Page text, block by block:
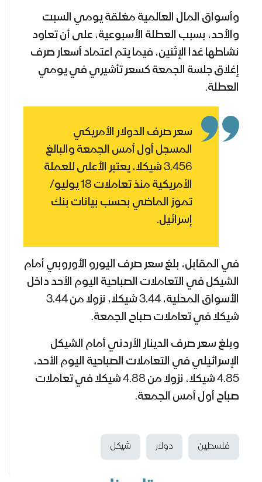
وأسواق المال العالمية مغلقة يومي السبت
والأحد، بسبب العطلة الأسبوعية، على أن تعاود
نشاطها غدا الإثنين، فيما يتم اعتماد أسعار صرف
إغلاق جلسة الجمعة كسعر تأشيري في يومي
العطلة.
سعر صرف الدولار الأمريكي
المسجل أول أمس الجمعة والبالغ
3.456 شيكلا، يعتبر الأعلى للعملة
الأمريكية منذ تعاملات 18 يوليو/
تموز الماضي بحسب بيانات بنك
إسرائيل.
في المقابل، بلغ سعر صرف اليورو الأوروبي أمام
الشيكل في التعاملات الصباحية اليوم الأحد داخل
الأسواق المحلية، 3.44 شيكلا، نزولا من 3.44
شيكلا في تعاملات صباح الجمعة.
وبلغ سعر صرف الدينار الأردني أمام الشيكل
الإسرائيلي في التعاملات الصباحية اليوم الأحد،
4.85 شيكلا، نزولا من 4.88 شيكلا في تعاملات
صباح أول أمس الجمعة.
فلسطين دولار شيكل